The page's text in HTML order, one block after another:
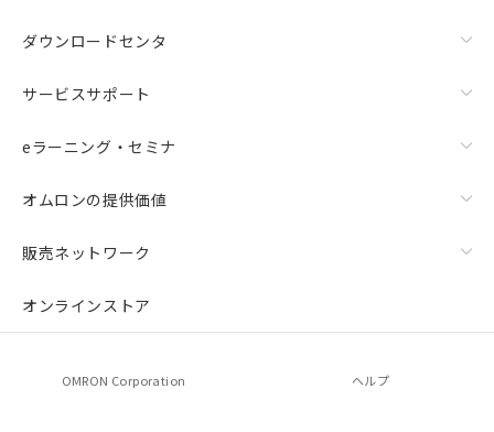
ダウンロードセンタ
サービスサポート
eラーニング・セミナ
オムロンの提供価値
販売ネットワーク
オンラインストア
OMRON Corporation ヘルプ